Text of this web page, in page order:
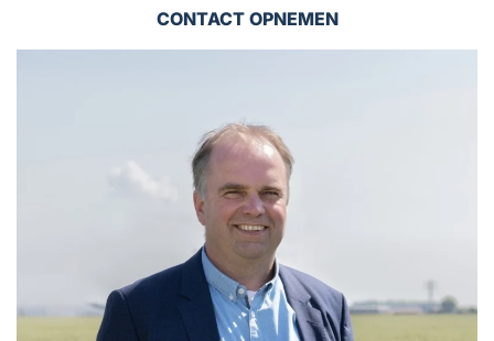
CONTACT OPNEMEN